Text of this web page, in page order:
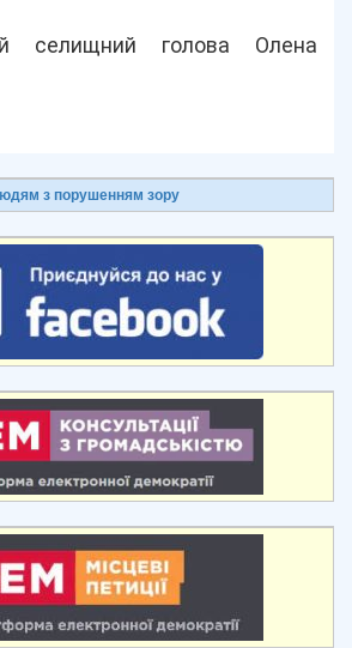
селищний голова Олена
з порушенням зору